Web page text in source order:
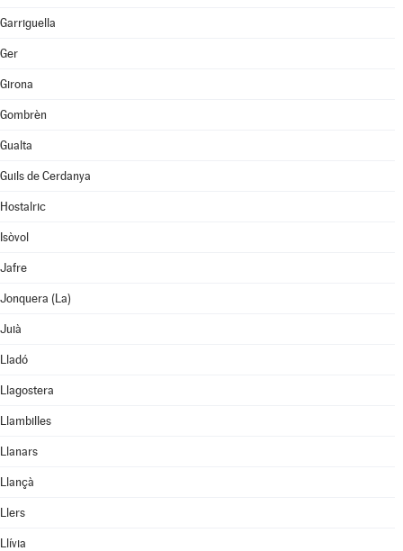
Garriguella
Ger
Girona
Gombrèn
Gualta
Guils de Cerdanya
Hostalric
Isòvol
Jafre
Jonquera (La)
Juià
Lladó
Llagostera
Llambilles
Llanars
Llançà
Llers
Llívia